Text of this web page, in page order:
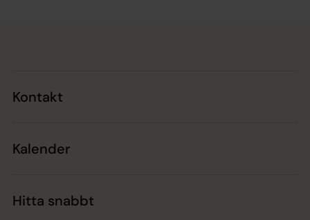
Kontakt
Kalender
Hitta snabbt